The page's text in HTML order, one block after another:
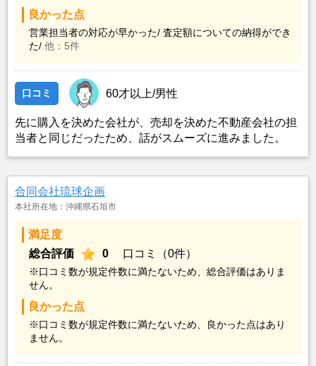
良かった点
営業担当者の対応が早かった/ 査定額についての納得ができ
た/ 他：5件
口コミ 60才以上/男性
先に購入を決めた会社が、売却を決めた不動産会社の担
当者と同じだったため、話がスムーズに進みました。
合同会社琉球企画
本社所在地：沖縄県石垣市
満足度
総合評価
0 口コミ（0件）
※口コミ数が規定件数に満たないため、総合評価はありま
せん。
良かった点
※口コミ数が規定件数に満たないため、良かった点はあり
ません。